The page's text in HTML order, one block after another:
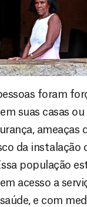
foram
suas casas ou
ameaças
da instalação
população
acesso a
e com